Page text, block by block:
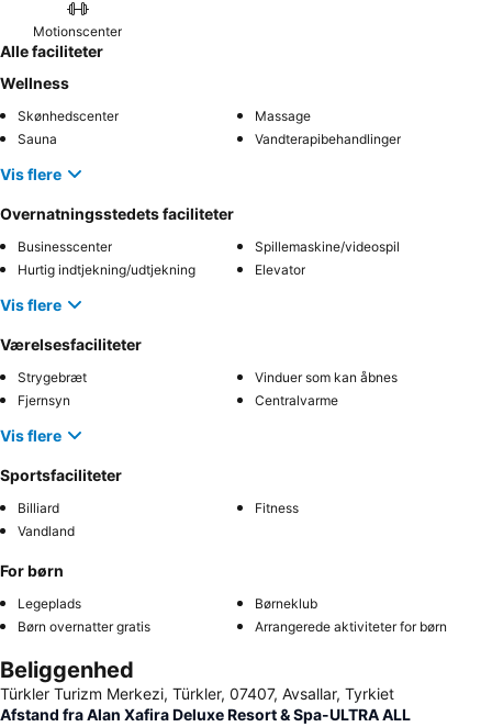
Motionscenter
Alle faciliteter
Wellness
Skønhedscenter
Massage
Sauna
Vandterapibehandlinger
Vis flere
Overnatningsstedets faciliteter
Businesscenter
Spillemaskine/videospil
Hurtig indtjekning/udtjekning
Elevator
Vis flere
Værelsesfaciliteter
Strygebræt
Vinduer som kan åbnes
Fjernsyn
Centralvarme
Vis flere
Sportsfaciliteter
Billiard
Fitness
Vandland
For børn
Legeplads
Børneklub
Børn overnatter gratis
Arrangerede aktiviteter for børn
Beliggenhed
Türkler Turizm Merkezi, Türkler, 07407, Avsallar, Tyrkiet
Afstand fra Alan Xafira Deluxe Resort & Spa-ULTRA ALL